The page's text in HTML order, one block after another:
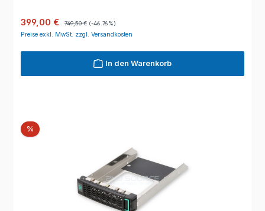
Verkaufspreis:
399,00 € 749,50 € (-46.76%)
Preise exkl. MwSt. zzgl. Versandkosten
In den Warenkorb
%Rabatt